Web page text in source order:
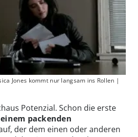
Jones kommt nur langsam ins Rollen |
Potenzial. Schon die erste
einem packenden
der dem einen oder anderen